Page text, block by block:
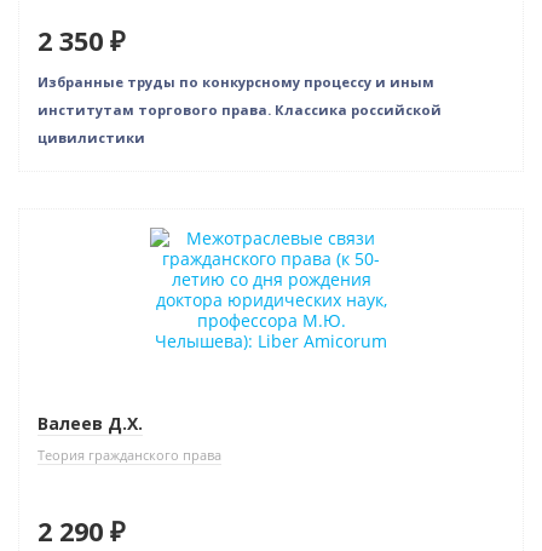
2 350 ₽
Избранные труды по конкурсному процессу и иным
институтам торгового права. Классика российской
цивилистики
Валеев Д.Х.
Теория гражданского права
2 290 ₽